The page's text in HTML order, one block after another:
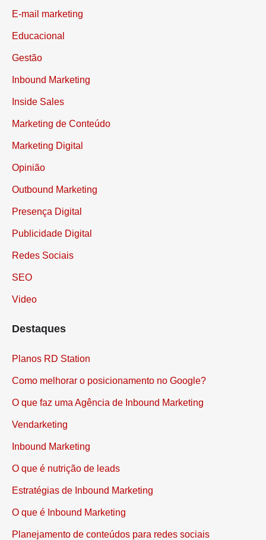
E-mail marketing
Educacional
Gestão
Inbound Marketing
Inside Sales
Marketing de Conteúdo
Marketing Digital
Opinião
Outbound Marketing
Presença Digital
Publicidade Digital
Redes Sociais
SEO
Video
Destaques
Planos RD Station
Como melhorar o posicionamento no Google?
O que faz uma Agência de Inbound Marketing
Vendarketing
Inbound Marketing
O que é nutrição de leads
Estratégias de Inbound Marketing
O que é Inbound Marketing
Planejamento de conteúdos para redes sociais